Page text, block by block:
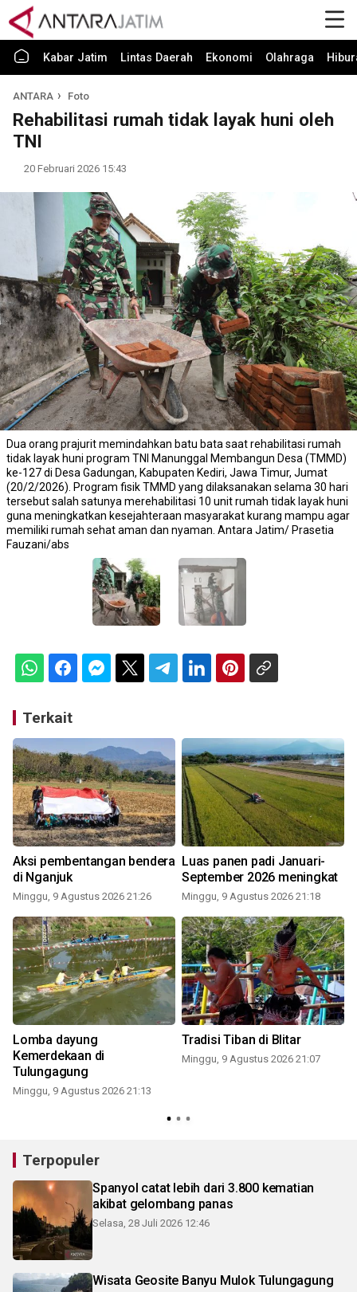
Kabar Jatim Lintas Daerah Ekonomi Olahraga
ANTARA Foto
Rehabilitasi rumah tidak layak huni oleh
TNI
20 Februari 2026 15:43
Dua orang prajurit memindahkan batu bata saat rehabilitasi rumah
tidak layak huni program TNI Manunggal Membangun Desa (TMMD)
ke-127 di Desa Gadungan, Kabupaten Kediri, Jawa Timur, Jumat
(20/2/2026). Program fisik TMMD yang dilaksanakan selama 30 hari
tersebut salah satunya merehabilitasi 10 unit rumah tidak layak huni
guna meningkatkan kesejahteraan masyarakat kurang mampu agar
memiliki rumah sehat aman dan nyaman. Antara Jatim/ Prasetia
Fauzani/abs
Terkait
Aksi pembentangan bendera
di Nganjuk
Minggu, 9 Agustus 2026 21:26
Luas panen padi Januari-
September 2026 meningkat
Minggu, 9 Agustus 2026 21:18
Lomba dayung
Kemerdekaan di
Tulungagung
Minggu, 9 Agustus 2026 21:13
Tradisi Tiban di Blitar
Minggu, 9 Agustus 2026 21:07
Terpopuler
Spanyol catat lebih dari 3.800 kematian
akibat gelombang panas
Selasa, 28 Juli 2026 12:46
Wisata Geosite Banyu Mulok Tulungagung